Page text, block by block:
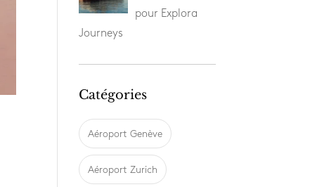
pour Explora
Journeys
Catégories
Aéroport Genève
Aéroport Zurich